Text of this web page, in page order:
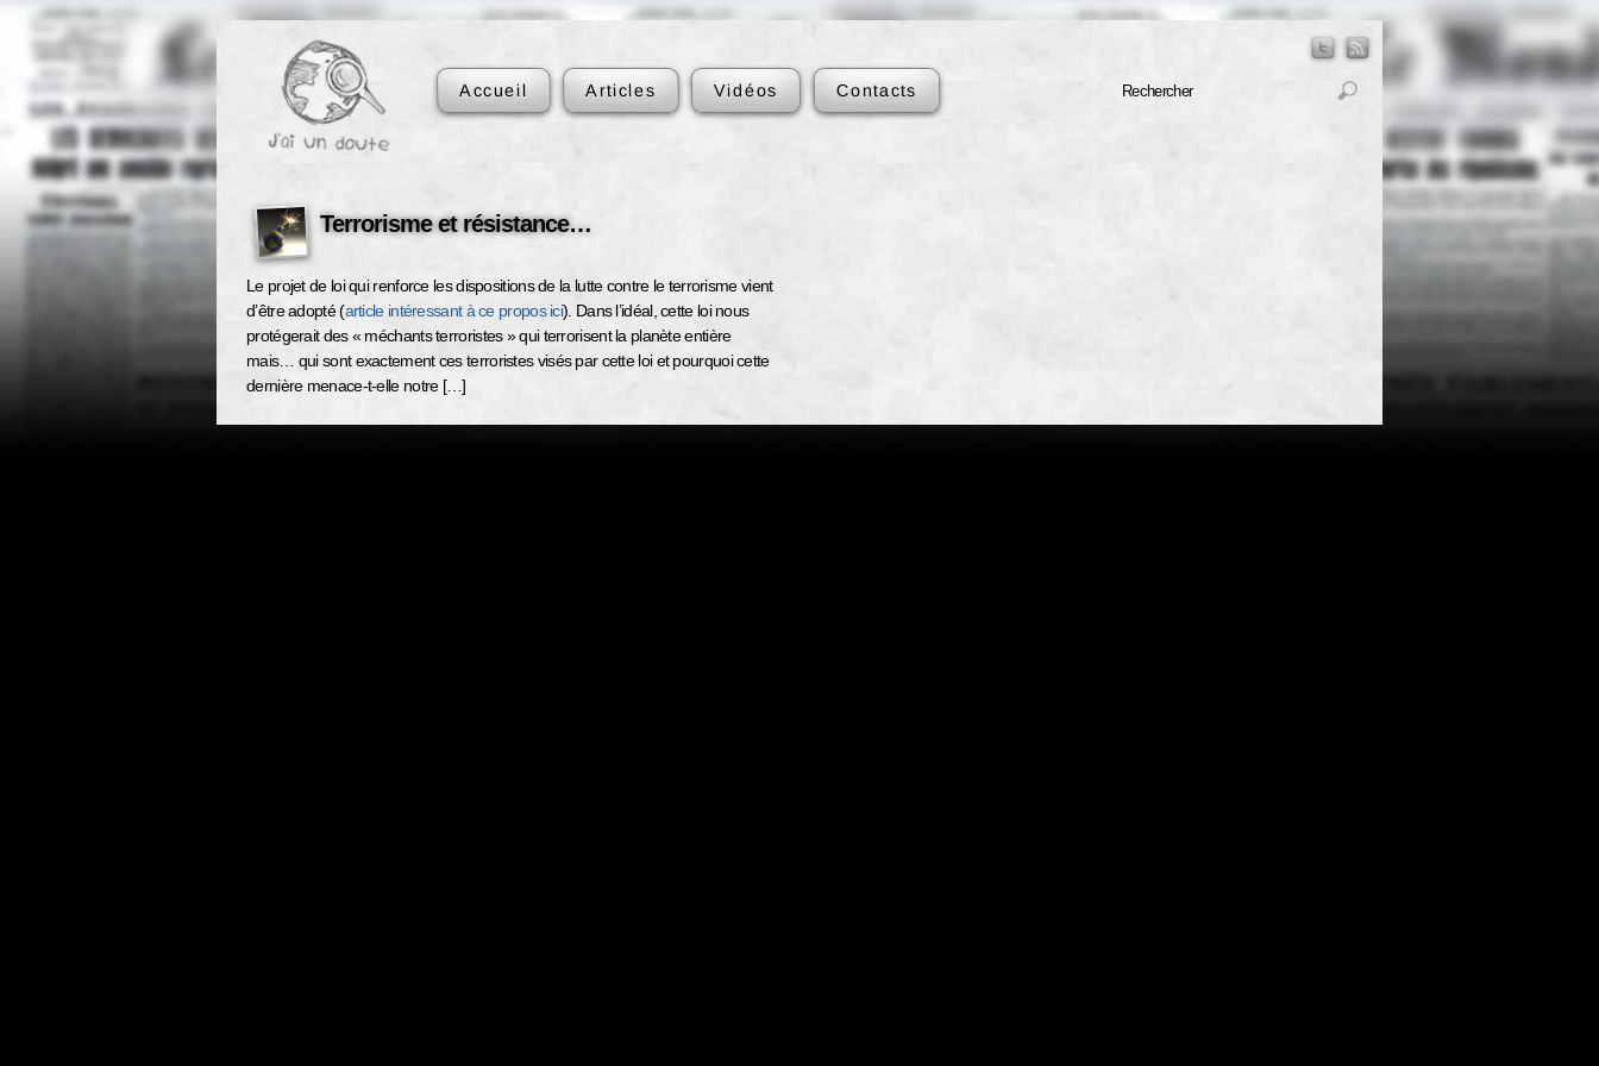
Accueil Articles Vidéos Contacts
Terrorisme et résistance…
Le projet de loi qui renforce les dispositions de la lutte contre le terrorisme vient
d’être adopté (article intéressant à ce propos ici). Dans l’idéal, cette loi nous
protégerait des « méchants terroristes » qui terrorisent la planète entière
mais… qui sont exactement ces terroristes visés par cette loi et pourquoi cette
dernière menace-t-elle notre […]